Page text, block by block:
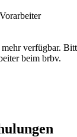
verfügbar.
beim brbv.